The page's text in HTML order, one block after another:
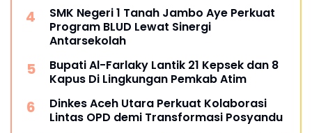
SMK Negeri 1 Tanah Jambo Aye Perkuat
Program BLUD Lewat Sinergi
Antarsekolah
Bupati Al-Farlaky Lantik 21 Kepsek dan 8
Kapus Di Lingkungan Pemkab Atim
Dinkes Aceh Utara Perkuat Kolaborasi
Lintas OPD demi Transformasi Posyandu